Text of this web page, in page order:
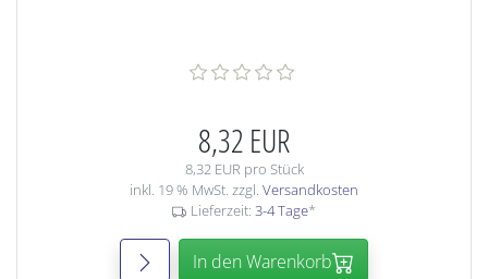
8,32 EUR
8,32 EUR pro Stück
inkl. 19 % MwSt. zzgl. Versandkosten
Lieferzeit: 3-4 Tage*
In den Warenkorb